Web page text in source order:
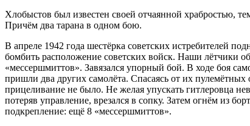
Хлобыстов был известен своей отчаянной храбростью,
Причём два тарана в одном бою.
В апреле 1942 года шестёрка советских истребителей
бомбить расположение советских войск. Наши лётчики
«мессершмиттов». Завязался упорный бой. В ходе боя
пришли два других самолёта. Спасаясь от их
прицеливание не было. Не желая упускать гитлеровца
потеряв управление, врезался в сопку. Затем огнём из
подкрепление: ещё 8 «мессершмиттов».